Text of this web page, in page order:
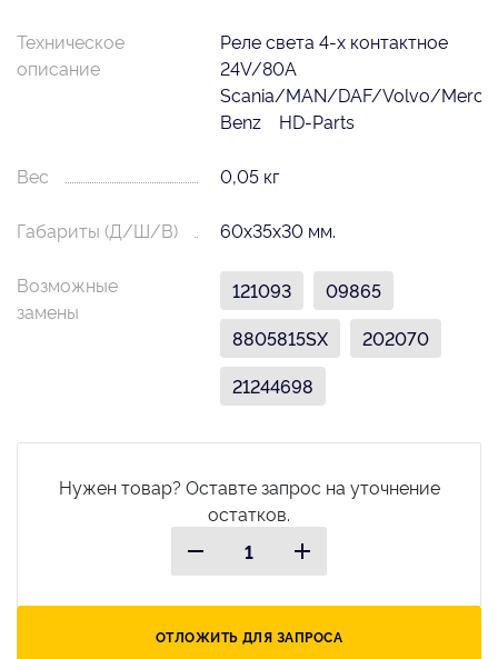
Техническое
описание
Реле света 4-х контактное
24V/80A
Scania/MAN/DAF/Volvo/
Benz HD-Parts
Вес 0,05 кг
Габариты (Д/Ш/В) 60х35х30 мм.
Возможные
замены
121093
09865
8805815SX
202070
21244698
Нужен товар? Оставте запрос на уточнение
остатков.
ОТЛОЖИТЬ ДЛЯ ЗАПРОСА